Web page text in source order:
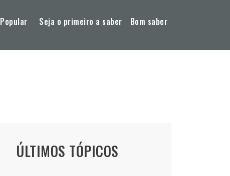
Popular Seja o primeiro a saber Bom saber
ÚLTIMOS TÓPICOS